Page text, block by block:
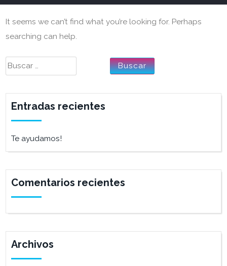
It seems we can’t find what you’re looking for. Perhaps
searching can help.
Buscar:
Entradas recientes
Te ayudamos!
Comentarios recientes
Archivos